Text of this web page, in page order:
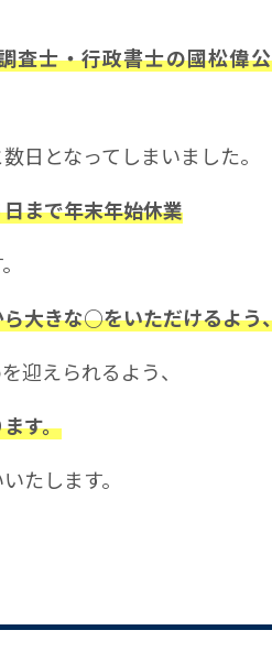
査士・行政書士の國松偉
日となってしまいました。
まで年末年始休業
大きな○をいただけるよう
迎えられるよう、
す。
たします。